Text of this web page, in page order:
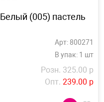
(005) пастель
Арт: 800271
В упак: 1 шт
Розн. 325.00 р
Опт. 239.00 р